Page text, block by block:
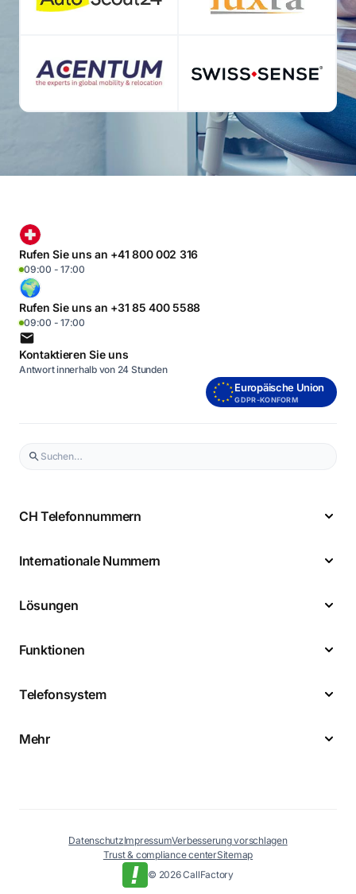
Rufen Sie uns an +41 800 002 316
09:00 - 17:00
Rufen Sie uns an +31 85 400 5588
09:00 - 17:00
Kontaktieren Sie uns
Antwort innerhalb von 24 Stunden
Europäische Union
GDPR-KONFORM
CH Telefonnummern
Internationale Nummern
Lösungen
Funktionen
Telefonsystem
Mehr
© 2026 CallFactory
DatenschutzImpressumVerbesserung vorschlagen
Trust & compliance centerSitemap